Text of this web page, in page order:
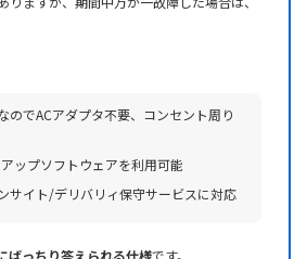
のでACアダプタ不要、コンセント周り
ップソフトウェアを利用可能
サイト/デリバリィ保守サービスに対応